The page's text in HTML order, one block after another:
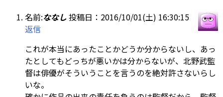
名前:ななし投稿日：2016/10/01(土) 16:30:15
返信
これが本当にあったことかどうか分からないし、あっ
たとしてもどっちが悪いかは分からないが、北野武監
督は俳優がそういうことを言うのを絶対許さないらし
いな。